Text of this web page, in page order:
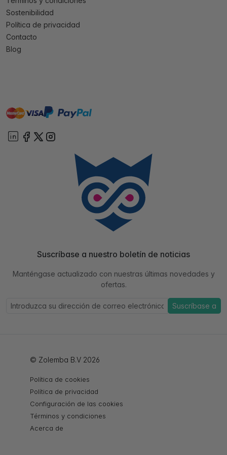
Sostenibilidad
Política de privacidad
Contacto
Blog
mastervisa paypal
Suscríbase a nuestro boletín de noticias
Manténgase actualizado con nuestras últimas novedades y
ofertas.
Suscríbase a
© Zolemba B.V 2026
Política de cookies
Política de privacidad
Configuración de las cookies
Términos y condiciones
Acerca de